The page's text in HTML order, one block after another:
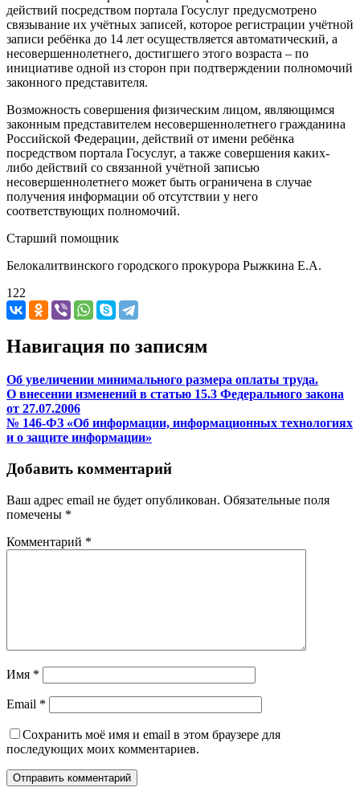
действий посредством портала Госуслуг предусмотрено
связывание их учётных записей, которое регистрации учётной
записи ребёнка до 14 лет осуществляется автоматический, а
несовершеннолетнего, достигшего этого возраста – по
инициативе одной из сторон при подтверждении полномочий
законного представителя.
Возможность совершения физическим лицом, являющимся
законным представителем несовершеннолетнего гражданина
Российской Федерации, действий от имени ребёнка
посредством портала Госуслуг, а также совершения каких-
либо действий со связанной учётной записью
несовершеннолетнего может быть ограничена в случае
получения информации об отсутствии у него
соответствующих полномочий.
Старший помощник
Белокалитвинского городского прокурора Рыжкина Е.А.
122
Навигация по записям
Об увеличении минимального размера оплаты труда.
О внесении изменений в статью 15.3 Федерального закона
от 27.07.2006
№ 146-ФЗ «Об информации, информационных технологиях
и о защите информации»
Добавить комментарий
Ваш адрес email не будет опубликован. Обязательные поля
помечены *
Комментарий *
Имя *
Email *
Сохранить моё имя и email в этом браузере для
последующих моих комментариев.